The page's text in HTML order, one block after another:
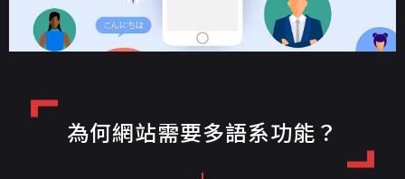
為何網站需要多語系功能？